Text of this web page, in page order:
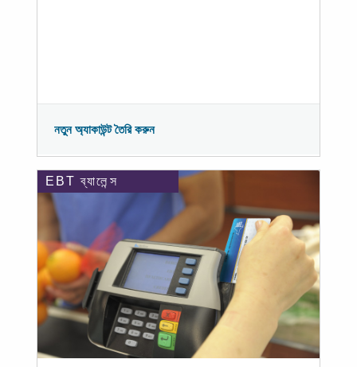
নতুন অ্যাকাউন্ট তৈরি করুন
EBT ব্যালেন্স